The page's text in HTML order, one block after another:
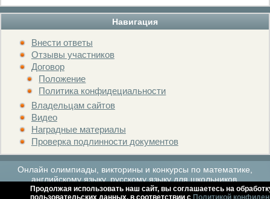
Навигация
Внести ответы
Отзывы участников
Договор
Положение
Политика конфидециальности
Владельцам сайтов
Видео
Наградные материалы
Проверка подлинности документов
Онлайн олимпиады, викторины и конкурсы по математике,
английскому языку, русскому языку для школьников.
Продолжая использовать наш сайт, вы соглашаетесь на
пользовательских данных, в соответствии с Политикой